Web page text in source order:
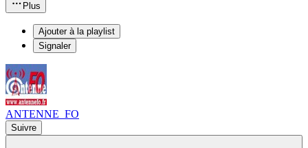
Plus
Ajouter à la playlist
Signaler
ANTENNE_FO
Suivre